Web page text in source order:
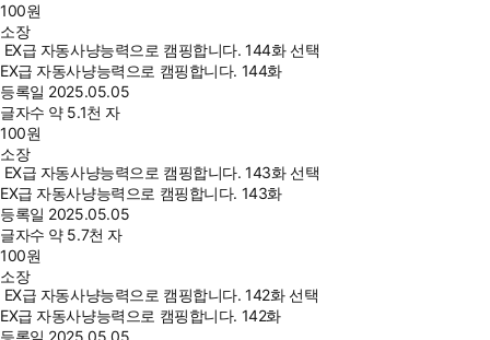
100원
소장
EX급 자동사냥능력으로 캠핑합니다. 144화 선택
EX급 자동사냥능력으로 캠핑합니다. 144화
등록일 2025.05.05
글자수 약 5.1천 자
100원
소장
EX급 자동사냥능력으로 캠핑합니다. 143화 선택
EX급 자동사냥능력으로 캠핑합니다. 143화
등록일 2025.05.05
글자수 약 5.7천 자
100원
소장
EX급 자동사냥능력으로 캠핑합니다. 142화 선택
EX급 자동사냥능력으로 캠핑합니다. 142화
등록일 2025.05.05